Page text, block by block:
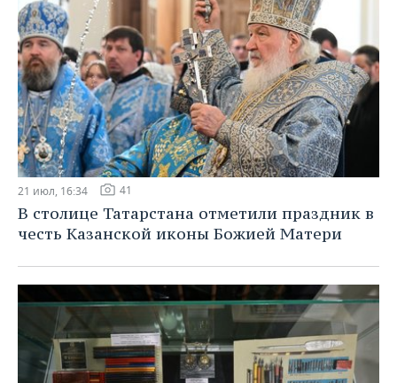
21 июл, 16:34 41
В столице Татарстана отметили праздник в
честь Казанской иконы Божией Матери